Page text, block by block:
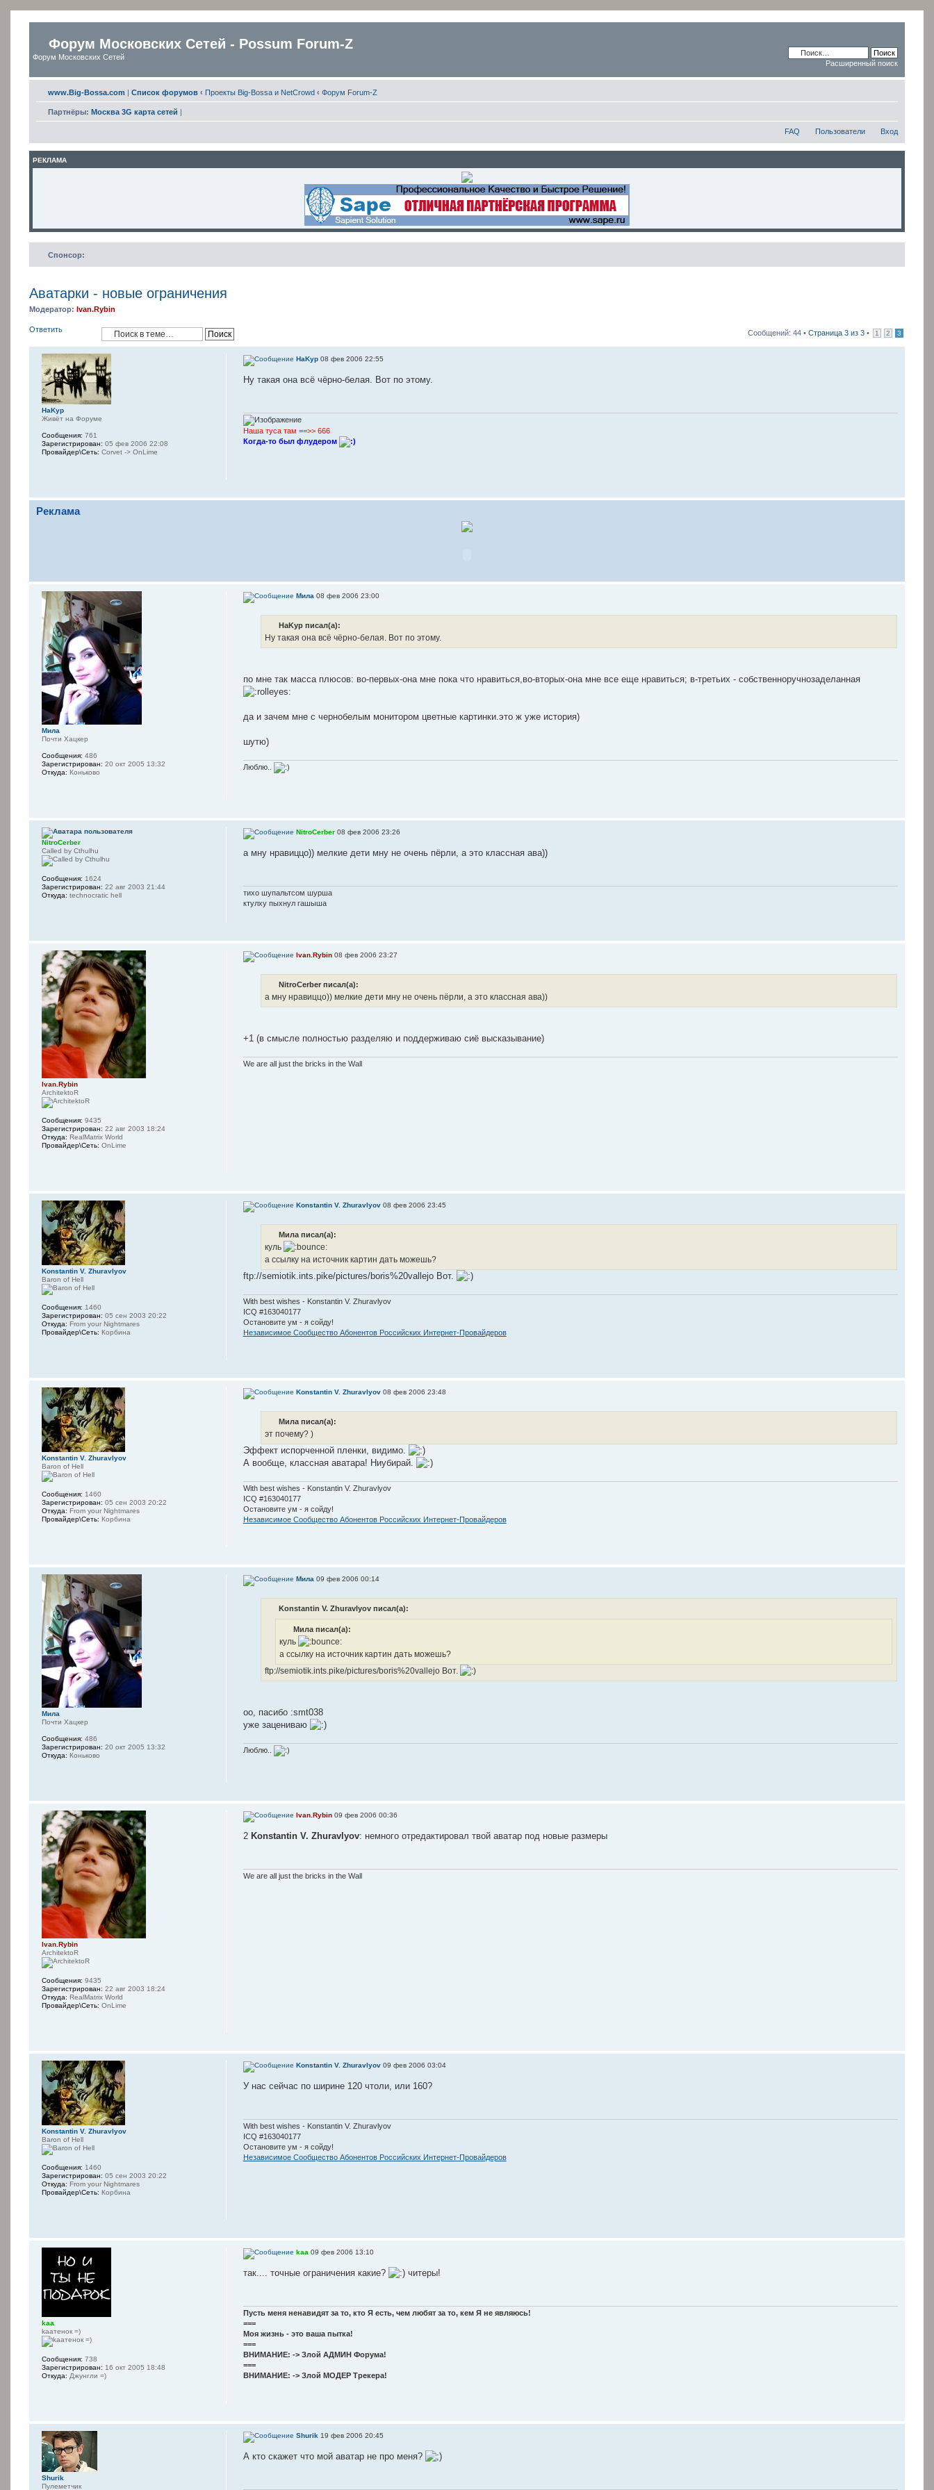
Форум Московских Сетей - Possum Forum-Z
Форум Московских Сетей
Расширенный поиск
www.Big-Bossa.com | Список форумов ‹ Проекты Big-Bossa и NetCrowd ‹ Форум Forum-Z
Партнёры: Москва 3G карта сетей |
FAQ Пользователи Вход
РЕКЛАМА
Спонсор:
Аватарки - новые ограничения
Модератор: Ivan.Rybin
Ответить Сообщений: 44 • Страница 3 из 3 • 1 2 3
HaKyp08 фев 2006 22:55
Ну такая она всё чёрно-белая. Вот по этому.
Наша туса там ==>> 666
Когда-то был флудером
HaKyp
Живёт на Форуме
Сообщения: 761
Зарегистрирован: 05 фев 2006 22:08
Провайдер\Сеть: Corvet -> OnLime
Реклама
Мила 08 фев 2006 23:00
HaKyp писал(а):
Ну такая она всё чёрно-белая. Вот по этому.
по мне так масса плюсов: во-первых-она мне пока что нравиться,во-вторых-она мне все еще нравиться; в-третьих - собственноручнозаделанная
да и зачем мне с чернобелым монитором цветные картинки.это ж уже история)
шутю)
Люблю..
Мила
Почти Хацкер
Сообщения: 486
Зарегистрирован: 20 окт 2005 13:32
Откуда: Коньково
NitroCerber08 фев 2006 23:26
а мну нравиццо)) мелкие дети мну не очень пёрли, а это классная ава))
тихо шупальтсом шурша
ктулху пыхнул гашыша
NitroCerber
Called by Cthulhu
Сообщения: 1624
Зарегистрирован: 22 авг 2003 21:44
Откуда: technocratic hell
Ivan.Rybin08 фев 2006 23:27
NitroCerber писал(а):
а мну нравиццо)) мелкие дети мну не очень пёрли, а это классная ава))
+1 (в смысле полностью разделяю и поддерживаю сиё высказывание)
We are all just the bricks in the Wall
Ivan.Rybin
ArchitektoR
Сообщения: 9435
Зарегистрирован: 22 авг 2003 18:24
Откуда: RealMatrix World
Провайдер\Сеть: OnLime
Konstantin V. Zhuravlyov08 фев 2006 23:45
Мила писал(а):
куль
а ссылку на источник картин дать можешь?
ftp://semiotik.ints.pike/pictures/boris%20vallejo Вот.
With best wishes - Konstantin V. Zhuravlyov
ICQ #163040177
Остановите ум - я сойду!
Независимое Сообщество Абонентов Российских Интернет-Провайдеров
Konstantin V. Zhuravlyov
Baron of Hell
Сообщения: 1460
Зарегистрирован: 05 сен 2003 20:22
Откуда: From your Nightmares
Провайдер\Сеть: Корбина
Konstantin V. Zhuravlyov08 фев 2006 23:48
Мила писал(а):
эт почему? )
Эффект испорченной пленки, видимо.
А вообще, классная аватара! Ниубирай.
With best wishes - Konstantin V. Zhuravlyov
ICQ #163040177
Остановите ум - я сойду!
Независимое Сообщество Абонентов Российских Интернет-Провайдеров
Konstantin V. Zhuravlyov
Baron of Hell
Сообщения: 1460
Зарегистрирован: 05 сен 2003 20:22
Откуда: From your Nightmares
Провайдер\Сеть: Корбина
Мила 09 фев 2006 00:14
Konstantin V. Zhuravlyov писал(а):
Мила писал(а):
куль
а ссылку на источник картин дать можешь?
ftp://semiotik.ints.pike/pictures/boris%20vallejo Вот.
оо, пасибо :smt038
уже зацениваю
Люблю..
Мила
Почти Хацкер
Сообщения: 486
Зарегистрирован: 20 окт 2005 13:32
Откуда: Коньково
Ivan.Rybin09 фев 2006 00:36
2 Konstantin V. Zhuravlyov: немного отредактировал твой аватар под новые размеры
We are all just the bricks in the Wall
Ivan.Rybin
ArchitektoR
Сообщения: 9435
Зарегистрирован: 22 авг 2003 18:24
Откуда: RealMatrix World
Провайдер\Сеть: OnLime
Konstantin V. Zhuravlyov09 фев 2006 03:04
У нас сейчас по ширине 120 чтоли, или 160?
With best wishes - Konstantin V. Zhuravlyov
ICQ #163040177
Остановите ум - я сойду!
Независимое Сообщество Абонентов Российских Интернет-Провайдеров
Konstantin V. Zhuravlyov
Baron of Hell
Сообщения: 1460
Зарегистрирован: 05 сен 2003 20:22
Откуда: From your Nightmares
Провайдер\Сеть: Корбина
kaa 09 фев 2006 13:10
так.... точные ограничения какие? читеры!
Пусть меня ненавидят за то, кто Я есть, чем любят за то, кем Я не являюсь!
===
Моя жизнь - это ваша пытка!
===
ВНИМАНИЕ: -> Злой АДМИН Форума!
===
ВНИМАНИЕ: -> Злой МОДЕР Трекера!
kaa
kaaтенок =)
Сообщения: 738
Зарегистрирован: 16 окт 2005 18:48
Откуда: Джунгли =)
Shurik 19 фев 2006 20:45
А кто скажет что мой аватар не про меня?
Shurik
Пулеметчик